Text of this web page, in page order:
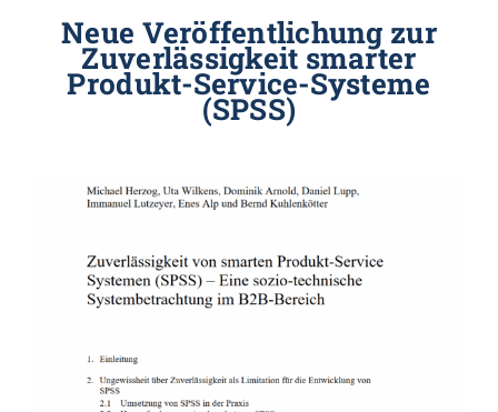
Neue Veröffentlichung zur
Zuverlässigkeit smarter
Produkt-Service-Systeme
(SPSS)